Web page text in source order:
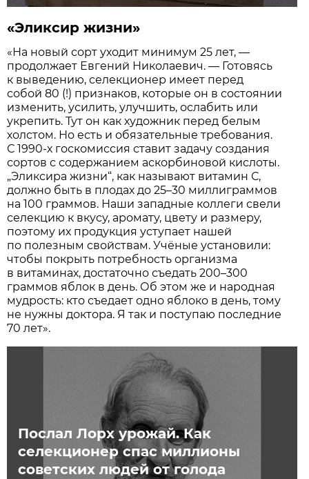
«Эликсир жизни»
«На новый сорт уходит минимум 25 лет, —
продолжает Евгений Николаевич. — Готовясь
к выведению, селекционер имеет перед
собой 80 (!) признаков, которые он в состоянии
изменить, усилить, улучшить, ослабить или
укрепить. Тут он как художник перед белым
холстом. Но есть и обязательные требования.
С 1990-х госкомиссия ставит задачу создания
сортов с содержанием аскорбиновой кислоты.
„Эликсира жизни“, как называют витамин С,
должно быть в плодах до 25–30 миллиграммов
на 100 граммов. Наши западные коллеги свели
селекцию к вкусу, аромату, цвету и размеру,
поэтому их продукция уступает нашей
по полезным свойствам. Учёные установили:
чтобы покрыть потребность организма
в витаминах, достаточно съедать 200–300
граммов яблок в день. Об этом же и народная
мудрость: кто съедает одно яблоко в день, тому
не нужны доктора. Я так и поступаю последние
70 лет».
Послал Лорх урожай. Как
селекционер спас миллионы
советских людей от голода